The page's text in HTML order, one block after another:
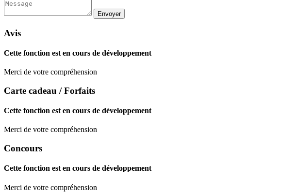
Avis
Cette fonction est en cours de développement
Merci de votre compréhension
Carte cadeau / Forfaits
Cette fonction est en cours de développement
Merci de votre compréhension
Concours
Cette fonction est en cours de développement
Merci de votre compréhension